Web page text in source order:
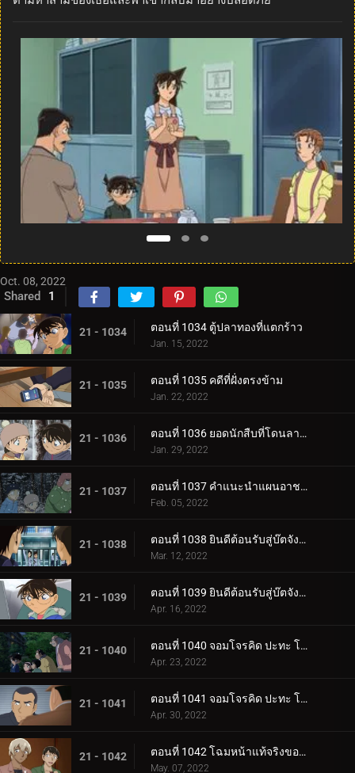
Oct. 08, 2022
Shared 1
21 - 1034 ตอนที่ 1034 ตู้ปลาทองที่แตกร้าว
Jan. 15, 2022
21 - 1035 ตอนที่ 1035 คดีที่ฝั่งตรงข้าม
Jan. 22, 2022
21 - 1036 ตอนที่ 1036 ยอดนักสืบที่โดนลากไปลากมา
Jan. 29, 2022
21 - 1037 ตอนที่ 1037 คำแนะนำแผนอาชญากรรมสมบูรณ์แบบ
Feb. 05, 2022
21 - 1038 ตอนที่ 1038 ยินดีต้อนรับสู่บ๊ตจังเทย์ (ตอนแรก)
Mar. 12, 2022
21 - 1039 ตอนที่ 1039 ยินดีต้อนรับสู่บ๊ตจังเทย์ (ตอนจบ)
Apr. 16, 2022
21 - 1040 ตอนที่ 1040 จอมโจรคิด ปะทะ โคเมย์ เป้าหมายคือริมฝีปาก (ตอนแรก)
Apr. 23, 2022
21 - 1041 ตอนที่ 1041 จอมโจรคิด ปะทะ โคเมย์ เป้าหมายคือริมฝีปาก (ตอนจบ)
Apr. 30, 2022
21 - 1042 ตอนที่ 1042 โฉมหน้าแท้จริงของทั้งสอง (ตอนแรก)
May. 07, 2022